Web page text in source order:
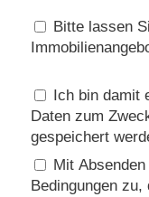
Bitte lassen
Ich bin damit
Daten zum
gespeichert
Mit
Bedingungen zu,